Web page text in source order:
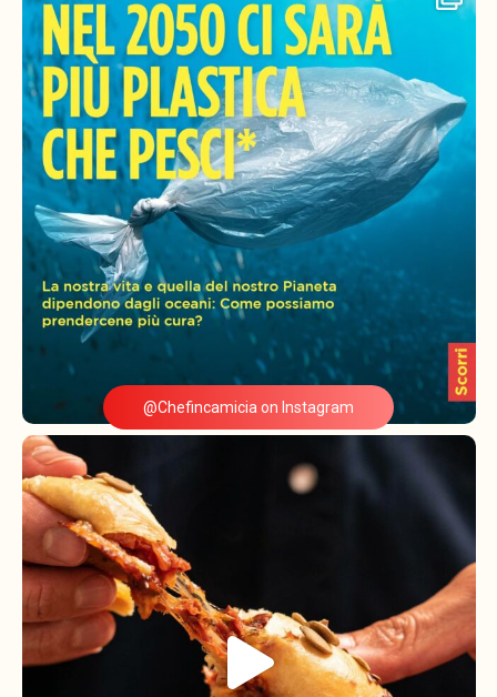
@Chefincamicia on Instagram